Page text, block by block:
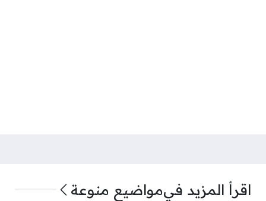
اقرأ المزيد فيمواضيع منوعة